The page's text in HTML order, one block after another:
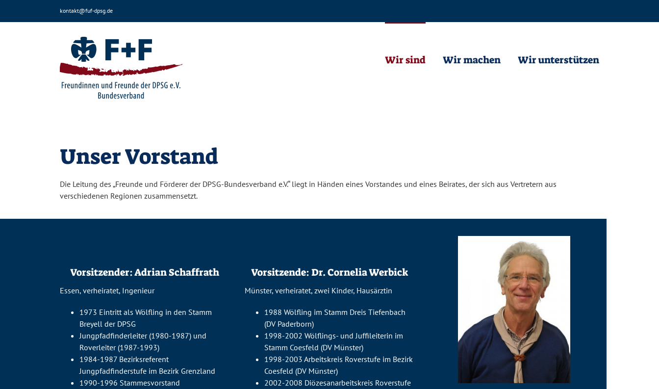
kontakt@fuf-dpsg.de
Wir sind Wir machen Wir unterstützen
Unser Vorstand
Die Leitung des „Freunde und Förderer der DPSG-Bundesverband e.V.“ liegt in Händen eines Vorstandes und eines Beirates, der sich aus Vertretern aus
verschiedenen Regionen zusammensetzt.
Vorsitzender: Adrian Schaffrath
Essen, verheiratet, Ingenieur
1973 Eintritt als Wölfling in den Stamm
Breyell der DPSG
Jungpfadfinderleiter (1980-1987) und
Roverleiter (1987-1993)
1984-1987 Bezirksreferent
Jungpfadfinderstufe im Bezirk Grenzland
1990-1996 Stammesvorstand
Vorsitzende: Dr. Cornelia Werbick
Münster, verheiratet, zwei Kinder, Hausärztin
1988 Wölfling im Stamm Dreis Tiefenbach
(DV Paderborn)
1998-2002 Wölflings- und Juffileiterin im
Stamm Coesfeld (DV Münster)
1998-2003 Arbeitskreis Roverstufe im Bezirk
Coesfeld (DV Münster)
2002-2008 Diözesanarbeitskreis Roverstufe